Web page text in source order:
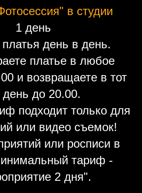
в студии
1 день
платья день в день.
платье в любое
и возвращаете в тот
до 20.00.
подходит только для
или видео съемок!
или росписи в
тариф -
2 дня".